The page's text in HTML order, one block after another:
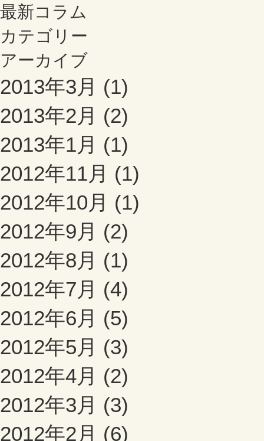
最新コラム
カテゴリー
アーカイブ
2013年3月 (1)
2013年2月 (2)
2013年1月 (1)
2012年11月 (1)
2012年10月 (1)
2012年9月 (2)
2012年8月 (1)
2012年7月 (4)
2012年6月 (5)
2012年5月 (3)
2012年4月 (2)
2012年3月 (3)
2012年2月 (6)